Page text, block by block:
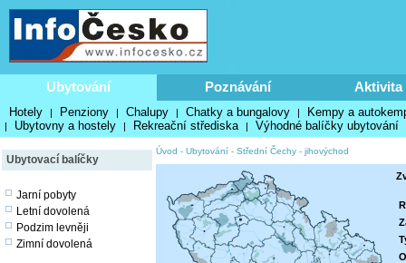
Ubytování Poznávání Aktivita
Hotely | Penziony | Chalupy | Chatky a bungalovy | Kempy a
| Ubytovny a hostely | Rekreační střediska | Výhodné balíčky ubytování
Ubytovací balíčky
Jarní pobyty
Letní dovolená
Podzim levněji
Zimní dovolená
Úvod - Ubytování - Střední Čechy - jihovýchod